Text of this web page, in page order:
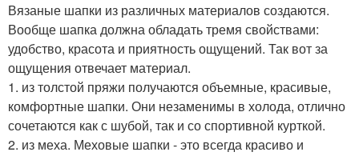
Вязаные шапки из различных материалов создаются.
Вообще шапка должна обладать тремя свойствами:
удобство, красота и приятность ощущений. Так вот за
ощущения отвечает материал.
1. из толстой пряжи получаются объемные, красивые,
комфортные шапки. Они незаменимы в холода, отлично
сочетаются как с шубой, так и со спортивной курткой.
2. из меха. Меховые шапки - это всегда красиво и